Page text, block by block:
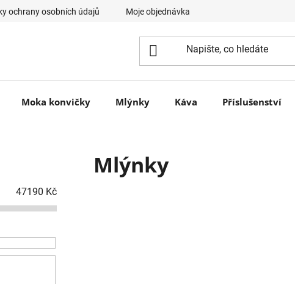
ochrany osobních údajů Moje objednávka
Moka konvičky Mlýnky Káva Příslušenství
47190 Kč
Mlýnky